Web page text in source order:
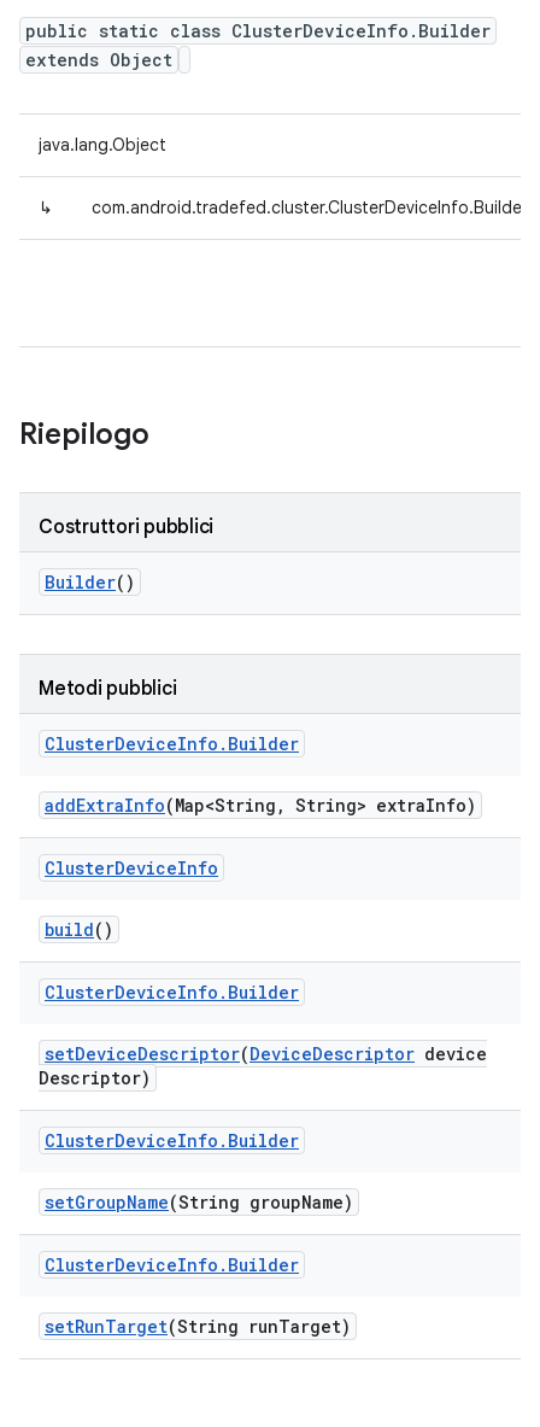
public static class ClusterDeviceInfo.Builder
extends Object
java.lang.Object
↳ com.android.tradefed.cluster.ClusterDeviceInfo.Builder
Riepilogo
Costruttori pubblici
Builder()
Metodi pubblici
ClusterDeviceInfo . Builder
addExtraInfo(Map<String , String> extraInfo)
ClusterDeviceInfo
build()
ClusterDeviceInfo . Builder
setDeviceDescriptor(DeviceDescriptor device
Descriptor)
ClusterDeviceInfo . Builder
setGroupName(String groupName)
ClusterDeviceInfo . Builder
setRunTarget(String runTarget)